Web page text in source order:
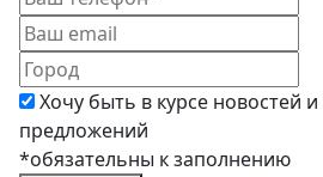
Хочу быть в курсе новостей
предложений
*обязательны к заполнению